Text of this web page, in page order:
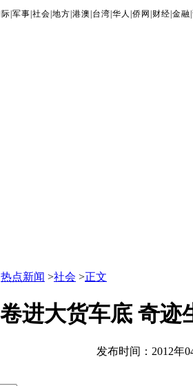
际 |军事 |社会 |地方 |港澳 台湾 |华人 |侨网 财经 |金融 |
热点新闻 >社会 >正文
进大货车底 奇迹
发布时间：2012年